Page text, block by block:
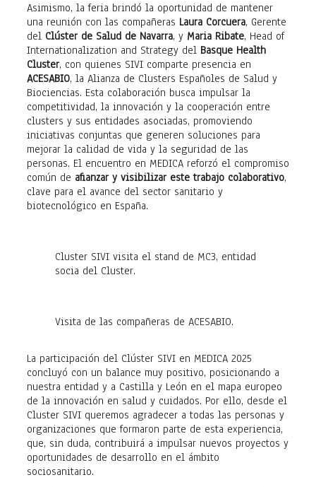
Asimismo, la feria brindó la oportunidad de mantener
una reunión con las compañeras Laura Corcuera, Gerente
del Clúster de Salud de Navarra, y Maria Ribate, Head of
Internationalization and Strategy del Basque Health
Cluster, con quienes SIVI comparte presencia en
ACESABIO, la Alianza de Clusters Españoles de Salud y
Biociencias. Esta colaboración busca impulsar la
competitividad, la innovación y la cooperación entre
clusters y sus entidades asociadas, promoviendo
iniciativas conjuntas que generen soluciones para
mejorar la calidad de vida y la seguridad de las
personas. El encuentro en MEDICA reforzó el compromiso
común de afianzar y visibilizar este trabajo colaborativo,
clave para el avance del sector sanitario y
biotecnológico en España.
Cluster SIVI visita el stand de MC3, entidad
socia del Cluster.
Visita de las compañeras de ACESABIO.
La participación del Clúster SIVI en MEDICA 2025
concluyó con un balance muy positivo, posicionando a
nuestra entidad y a Castilla y León en el mapa europeo
de la innovación en salud y cuidados. Por ello, desde el
Cluster SIVI queremos agradecer a todas las personas y
organizaciones que formaron parte de esta experiencia,
que, sin duda, contribuirá a impulsar nuevos proyectos y
oportunidades de desarrollo en el ámbito
sociosanitario.